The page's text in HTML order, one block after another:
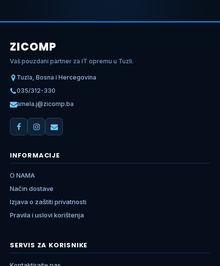
ZICOMP
Vaš pouzdani partner za IT opremu u Tuzli.
Tuzla, Bosna i Hercegovina
035/312-330
amela.j@zicomp.ba
INFORMACIJE
O NAMA
Način dostave
Izjava o zaštiti privatnosti
Pravila i uslovi korištenja
SERVIS ZA KORISNIKE